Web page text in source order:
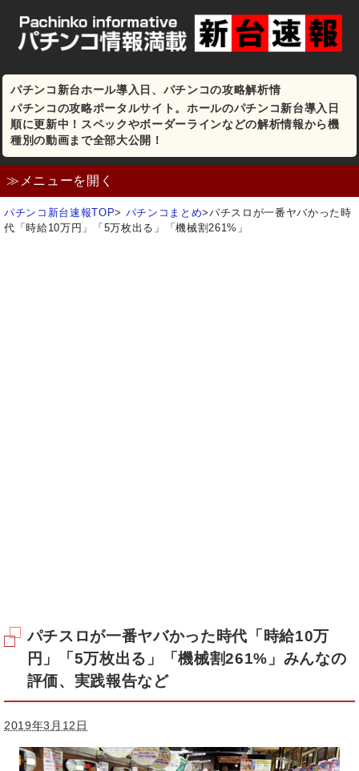
パチンコ新台ホール導入日、パチンコの攻略解析情
パチンコの攻略ポータルサイト。ホールのパチンコ新台導入日
順に更新中！スペックやボーダーラインなどの解析情報から機
種別の動画まで全部大公開！
≫メニューを開く
パチンコ新台速報TOP> パチンコまとめ>パチスロが一番ヤバかった時
代「時給10万円」「5万枚出る」「機械割261%」
パチスロが一番ヤバかった時代「時給10万
円」「5万枚出る」「機械割261%」みんなの
評価、実践報告など
2019年3月12日